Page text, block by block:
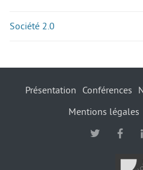
Société 2.0
Présentation Conférences
Mentions légales